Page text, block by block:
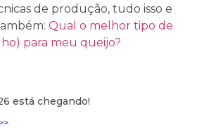
de produção, tudo isso e
Qual o melhor tipo de
para meu queijo?
está chegando!